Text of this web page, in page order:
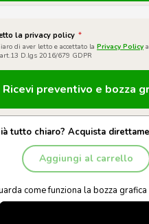
la privacy policy *
di aver letto e accettato la Privacy Policy
D.lgs 2016/679 GDPR
tutto chiaro? Acquista
Aggiungi al carrello
come funziona la bozza